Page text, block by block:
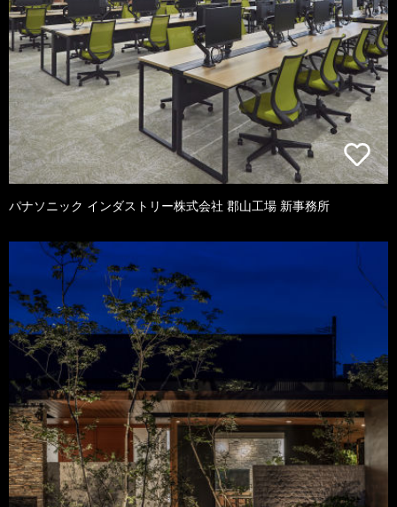
パナソニック インダストリー株式会社 郡山工場 新事務所